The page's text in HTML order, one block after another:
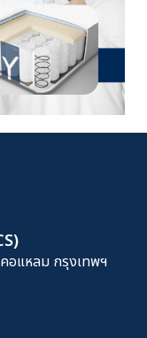
อแหลม กรุงเทพฯ